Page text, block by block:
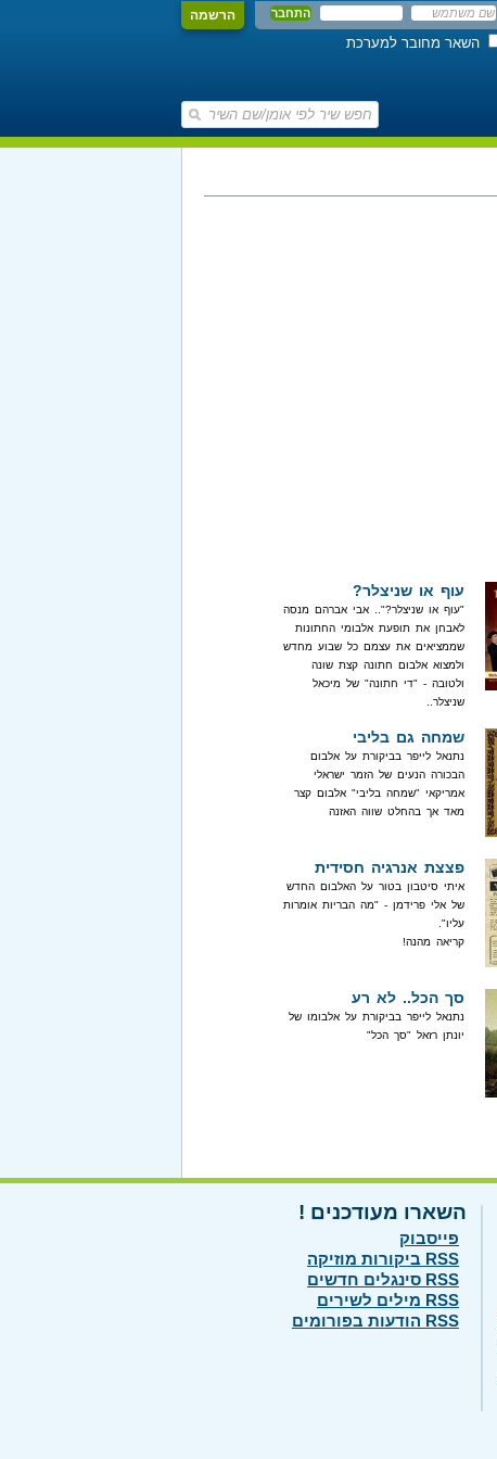
הרשמה
השאר מחובר למערכת
עוף או שניצלר?
"עוף או שניצלר?".. אבי אברהם מנסה
לאבחן את תופעת אלבומי החתונות
שממציאים את עצמם כל שבוע מחדש
ולמצוא אלבום חתונה קצת שונה
ולטובה - "די חתונה" של מיכאל
שניצלר..
שמחה גם בליבי
נתנאל לייפר בביקורת על אלבום
הבכורה הנעים של הזמר ישראלי
אמריקאי "שמחה בליבי" אלבום קצר
מאד אך בהחלט שווה האזנה
פצצת אנרגיה חסידית
איתי סיטבון בטור על האלבום החדש
של אלי פרידמן - "מה הבריות אומרות
עליו".
קריאה מהנה!
סך הכל.. לא רע
נתנאל לייפר בביקורת על אלבומו של
יונתן רזאל "סך הכל"
השארו מעודכנים !
פייסבוק
RSS ביקורות מוזיקה
RSS סינגלים חדשים
RSS מילים לשירים
RSS הודעות בפורומים